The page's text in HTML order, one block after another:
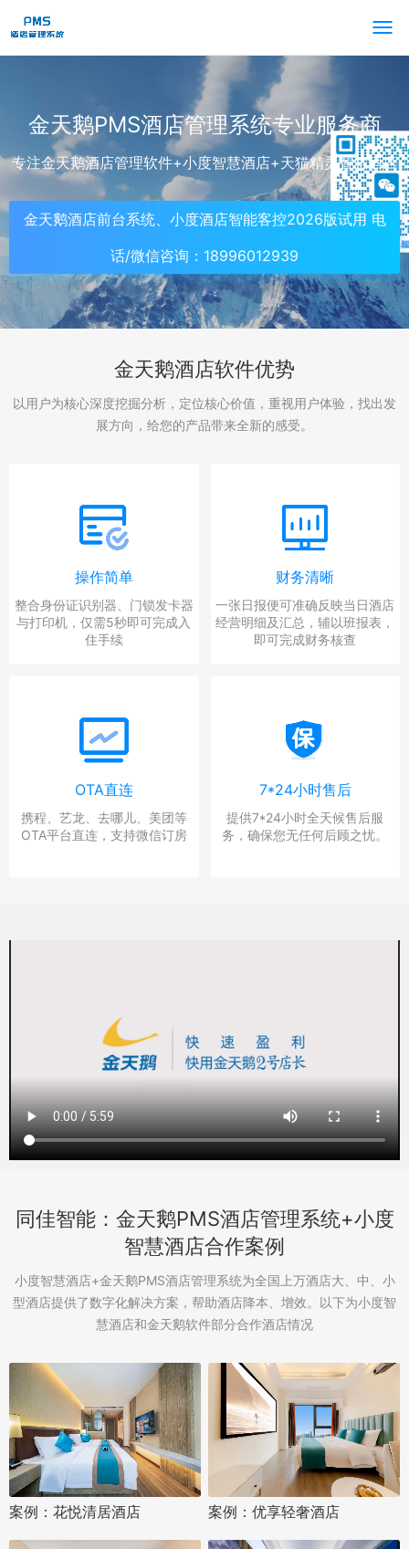
金天鹅PMS酒店管理系统专业服务商
专注金天鹅酒店管理软件+小度智慧酒店+天猫精灵智慧酒店
金天鹅酒店前台系统、小度酒店智能客控2026版试用 电
话/微信咨询：18996012939
金天鹅酒店软件优势
以用户为核心深度挖掘分析，定位核心价值，重视用户体验，找出发
展方向，给您的产品带来全新的感受。
操作简单
整合身份证识别器、门锁发卡器
与打印机，仅需5秒即可完成入
住手续
财务清晰
一张日报便可准确反映当日酒店
经营明细及汇总，辅以班报表，
即可完成财务核查
OTA直连
携程、艺龙、去哪儿、美团等
OTA平台直连，支持微信订房
7*24小时售后
提供7*24小时全天候售后服
务，确保您无任何后顾之忧。
同佳智能：金天鹅PMS酒店管理系统+小度
智慧酒店合作案例
小度智慧酒店+金天鹅PMS酒店管理系统为全国上万酒店大、中、小
型酒店提供了数字化解决方案，帮助酒店降本、增效。以下为小度智
慧酒店和金天鹅软件部分合作酒店情况
案例：花悦清居酒店 案例：优享轻奢酒店